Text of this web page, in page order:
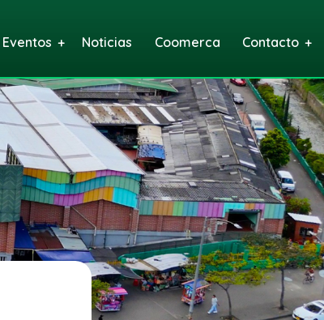
Eventos Noticias Coomerca Contacto